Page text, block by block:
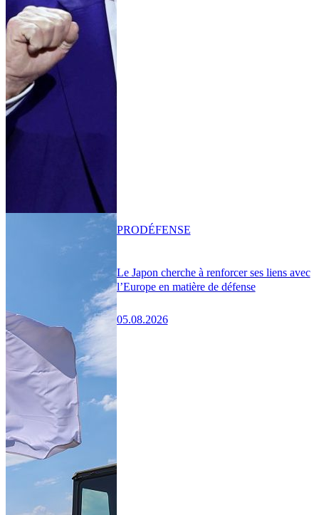
Le Japon cherche à renforcer ses liens avec
l’Europe en matière de défense
05.08.2026
PRODÉFENSE